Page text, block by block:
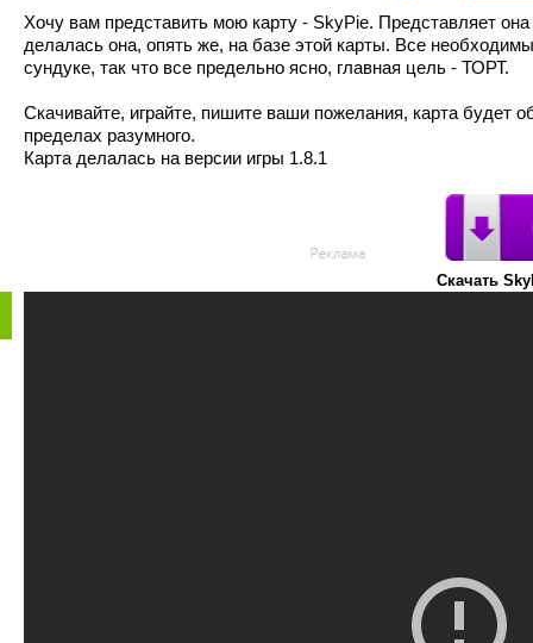
Хочу вам представить мою карту - SkyPie. Представляет
делалась она, опять же, на базе этой карты. Все
сундуке, так что все предельно ясно, главная цель - ТОРТ.
Скачивайте, играйте, пишите ваши пожелания, карта будет
пределах разумного.
Карта делалась на версии игры 1.8.1
Скачать